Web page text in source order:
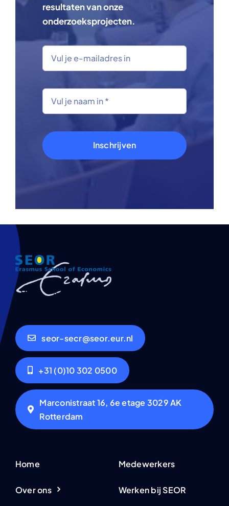
resultaten van onze
onderzoeksprojecten.
Inschrijven
seor-secr@seor.eur.nl
+31 (0)10 302 0500
Marconistraat 16, 6e etage 3029 AK
Rotterdam
Home
Over ons
Medewerkers
Werken bij SEOR